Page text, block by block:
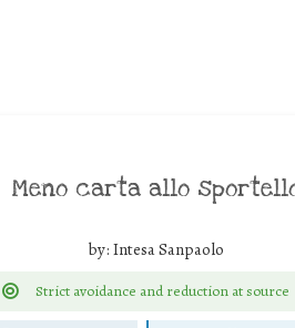
Meno carta allo
by: Intesa Sanpaolo
Strict avoidance and reduction at source